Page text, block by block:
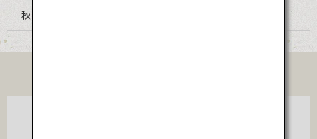
秋田空港からバスで約40分